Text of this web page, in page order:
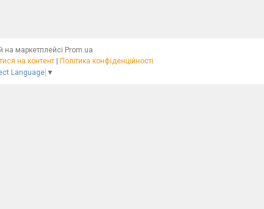
на маркетплейсі Prom.ua
на контент | Політика конфіденційності
Language ▼